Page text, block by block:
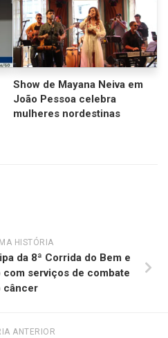
Show de Mayana Neiva em
João Pessoa celebra
mulheres nordestinas
HISTÓRIA
da 8ª Corrida do Bem e
serviços de combate
câncer
ANTERIOR